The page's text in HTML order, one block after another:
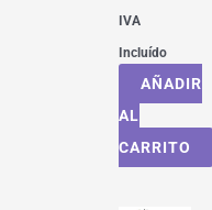
IVA
Incluído
AÑADIR
AL
CARRITO